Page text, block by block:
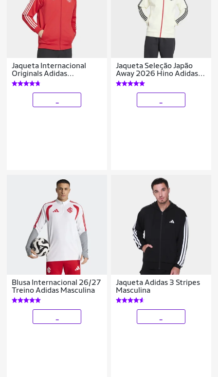
Jaqueta Internacional
Originals Adidas
Masculina
Jaqueta Seleção Japão
Away 2026 Hino Adidas
Originals Masculina
Blusa Internacional 26/27
Treino Adidas Masculina
Jaqueta Adidas 3 Stripes
Masculina